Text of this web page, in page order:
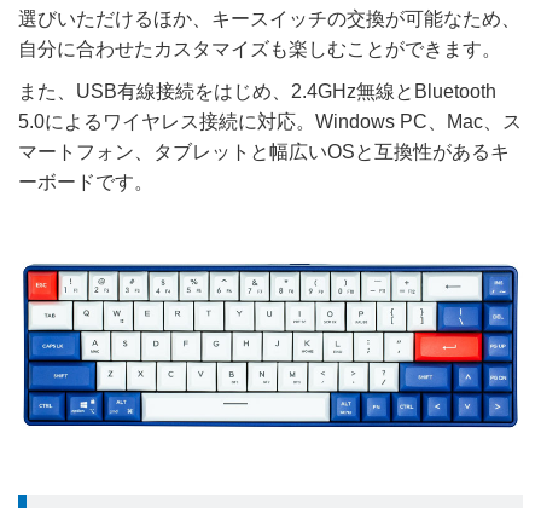
選びいただけるほか、キースイッチの交換が可能なため、
自分に合わせたカスタマイズも楽しむことができます。
また、USB有線接続をはじめ、2.4GHz無線とBluetooth
5.0によるワイヤレス接続に対応。Windows PC、Mac、ス
マートフォン、タブレットと幅広いOSと互換性があるキ
ーボードです。